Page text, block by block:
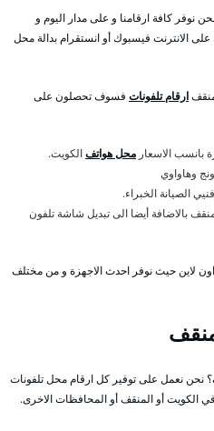
كافة ارقامنا و على مدار اليوم و
الانترنت فيسبوك أو انستقرام بدالة محل
ارقام تلفونات فسوف تحصلون على
بانسب الاسعار محل هواتفالكويت.
وهاواوي
الصيانة الخبراء.
بالاضافة أيضا الى تبديل شاشة تلفون
اون لاين حيث نوفر احدث الاجهزة و من مختلف
نحن نعمل على توفير كل ارقام محل تلفونات
في الكويت أو المنقف أو المحافظات الاخرى.